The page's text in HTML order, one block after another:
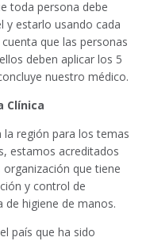
toda persona debe
y estarlo usando cada
que las personas
deben aplicar los 5
nuestro médico.
Clínica
región para los temas
estamos acreditados
que tiene
y control de
higiene de manos.
país que ha sido